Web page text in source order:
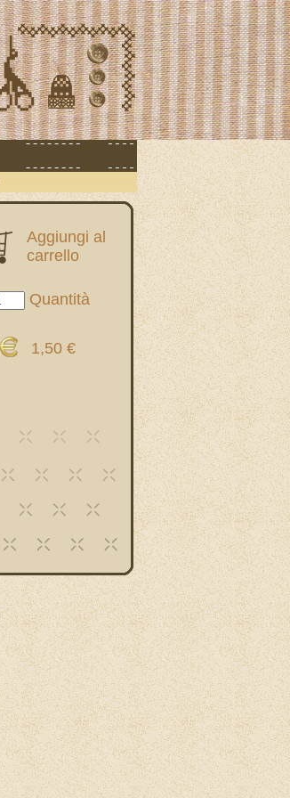
Aggiungi al
carrello
Quantità
1,50 €